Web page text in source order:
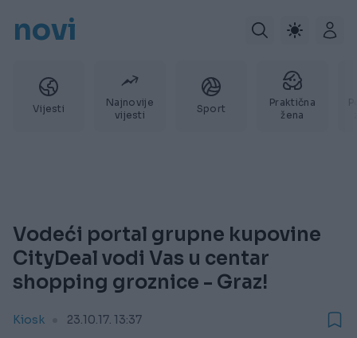
novi
Vijesti
Najnovije
vijesti
Sport
Praktična
žena
Vodeći portal grupne kupovine
CityDeal vodi Vas u centar
shopping groznice - Graz!
Kiosk 23.10.17. 13:37